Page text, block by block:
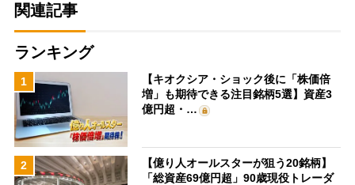
関連記事
ランキング
1
【キオクシア・ショック後に「株価倍
増」も期待できる注目銘柄5選】資産3
億円超・…
2
【億り人オールスターが狙う20銘柄】
「総資産69億円超」90歳現役トレーダ